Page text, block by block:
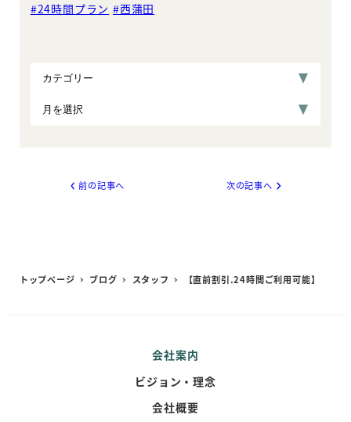
#24時間プラン #西蒲田
前の記事へ 次の記事へ
トップページ ブログ スタッフ 【直前割引.24時間ご利用可能】
会社案内
ビジョン・理念
会社概要